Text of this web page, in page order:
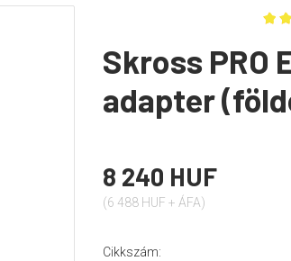
Skross PRO
adapter
8 240 HUF
(6 488 HUF + ÁFA)
Cikkszám: